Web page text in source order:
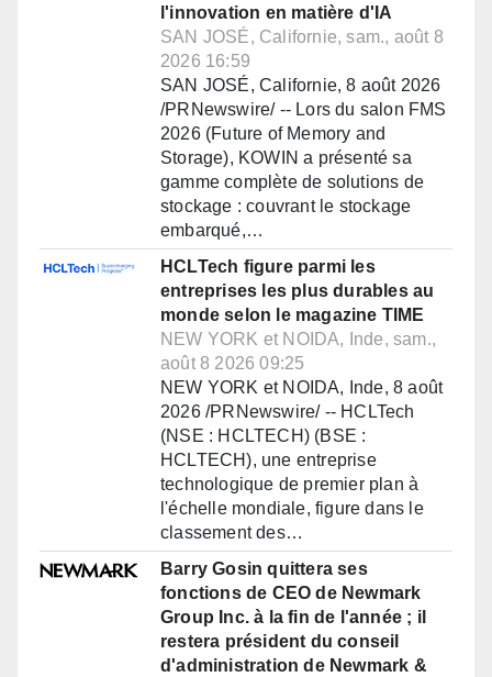
l'innovation en matière d'IA
SAN JOSÉ, Californie, sam., août 8
2026 16:59
SAN JOSÉ, Californie, 8 août 2026
/PRNewswire/ -- Lors du salon FMS
2026 (Future of Memory and
Storage), KOWIN a présenté sa
gamme complète de solutions de
stockage : couvrant le stockage
embarqué,…
HCLTech figure parmi les
entreprises les plus durables au
monde selon le magazine TIME
NEW YORK et NOIDA, Inde, sam.,
août 8 2026 09:25
NEW YORK et NOIDA, Inde, 8 août
2026 /PRNewswire/ -- HCLTech
(NSE : HCLTECH) (BSE :
HCLTECH), une entreprise
technologique de premier plan à
l'échelle mondiale, figure dans le
classement des…
Barry Gosin quittera ses
fonctions de CEO de Newmark
Group Inc. à la fin de l'année ; il
restera président du conseil
d'administration de Newmark &